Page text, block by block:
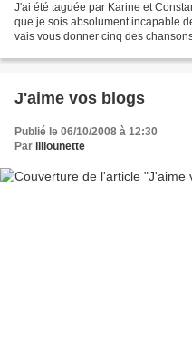
J'ai été taguée par Karine et
que je sois absolument incapable
vais vous donner cinq des
J'aime vos blogs
Publié le 06/10/2008 à 12:30
Par lillounette